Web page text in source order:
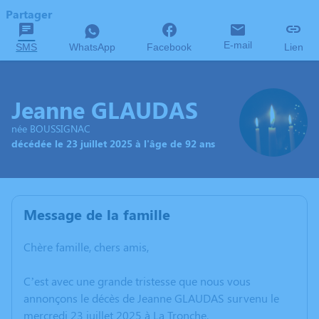
Partager
SMS WhatsApp Facebook E-mail Lien
Jeanne GLAUDAS
née BOUSSIGNAC
décédée le 23 juillet 2025 à l'âge de 92 ans
Message de la famille
Chère famille, chers amis,
C’est avec une grande tristesse que nous vous
annonçons le décès de Jeanne GLAUDAS survenu le
mercredi 23 juillet 2025 à La Tronche.